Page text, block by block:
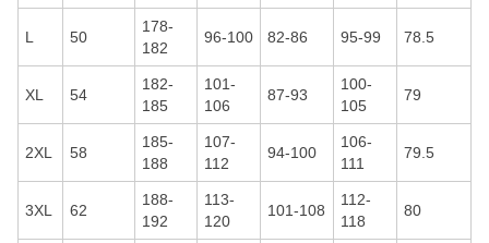
L 50
178-
182
96-100 82-86 95-99 78.5
XL 54
182-
185
101-
106
87-93
100-
105
79
2XL 58
185-
188
107-
112
94-100
106-
111
79.5
3XL 62
188-
192
113-
120
101-108
112-
118
80